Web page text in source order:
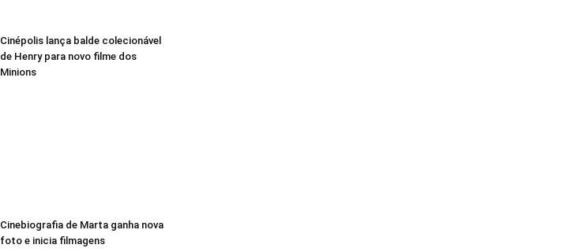
Cinépolis lança balde colecionável
de Henry para novo filme dos
Minions
Cinebiografia de Marta ganha nova
foto e inicia filmagens